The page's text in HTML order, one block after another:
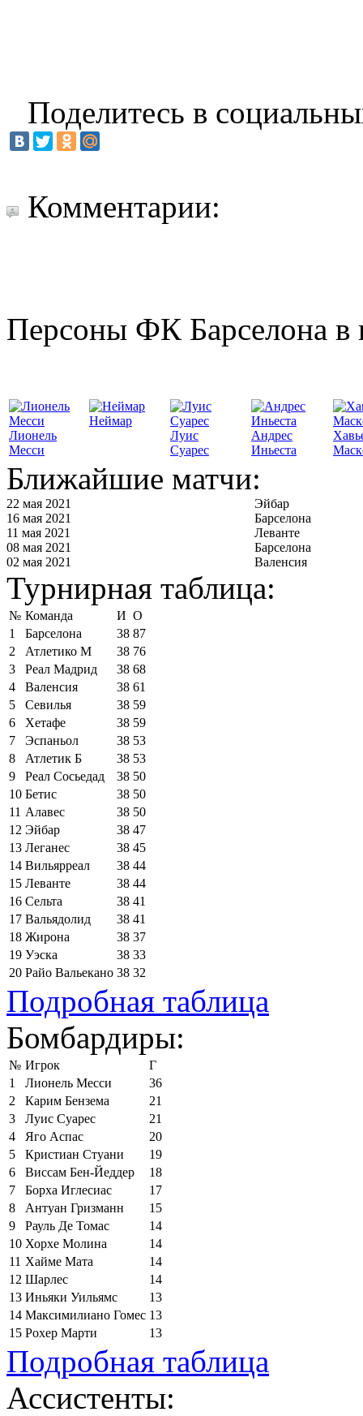
Поделитесь в
Комментарии:
Персоны ФК Барселона в
Лионель
Месси
Неймар
Луис
Суарес
Андрес
Иньеста
Ближайшие матчи:
22 мая 2021
Эйбар
16 мая 2021
Барселона
11 мая 2021
Леванте
08 мая 2021
Барселона
02 мая 2021
Валенсия
Турнирная таблица:
№ Команда И О
1
Барселона 38 87
2
Атлетико М 38 76
3
Реал Мадрид 38 68
4
Валенсия 38 61
5
Севилья 38 59
6
Хетафе 38 59
7
Эспаньол 38 53
8
Атлетик Б 38 53
9
Реал Сосьедад 38 50
10 Бетис 38 50
11 Алавес 38 50
12 Эйбар 38 47
13 Леганес 38 45
14 Вильярреал 38 44
15 Леванте 38 44
16 Сельта 38 41
17 Вальядолид 38 41
18 Жирона 38 37
19 Уэска 38 33
20 Райо Вальекано 38 32
Подробная таблица
Бомбардиры:
№ Игрок
Г
1
Лионель Месси
36
2
Карим Бензема
21
3
Луис Суарес
21
4
Яго Аспас
20
5
Кристиан Стуани
19
6
Виссам Бен-Йеддер
18
7
Борха Иглесиас
17
8
Антуан Гризманн
15
9
Рауль Де Томас
14
10 Хорхе Молина
14
11 Хайме Мата
14
12 Шарлес
14
13 Иньяки Уильямс
13
14 Максимилиано Гомес 13
15 Рохер Марти 13
Подробная таблица
Ассистенты: